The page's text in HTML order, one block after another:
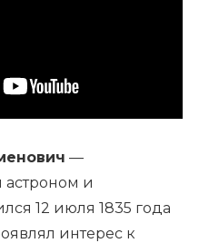
—
и
12 июля 1835 года
интерес к